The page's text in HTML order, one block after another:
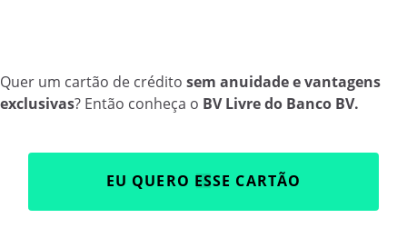
Quer um cartão de crédito sem anuidade e vantagens
exclusivas? Então conheça o BV Livre do Banco BV.
EU QUERO ESSE CARTÃO